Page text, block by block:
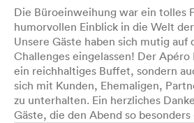
Die Büroeinweihung war ein tolles
humorvollen Einblick in die Welt
Unsere Gäste haben sich mutig auf
Challenges eingelassen! Der
ein reichhaltiges Buffet, sondern
sich mit Kunden, Ehemaligen,
zu unterhalten. Ein herzliches
Gäste, die den Abend so